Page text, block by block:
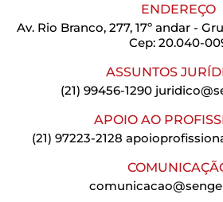
ENDEREÇO
Av. Rio Branco, 277, 17º andar -
Cep: 20.040-
ASSUNTOS
(21) 99456-1290
APOIO AO
(21) 97223-2128